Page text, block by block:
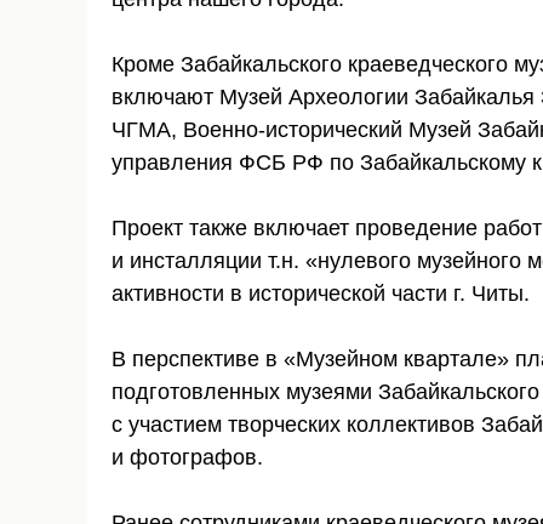
Кроме Забайкальского краеведческого
включают Музей Археологии
ЧГМА, Военно-исторический Музей
управления ФСБ РФ по Забайкальскому
Проект также включает проведение
и инсталляции т.н. «нулевого
активности в исторической части г. Читы.
В перспективе в «Музейном квартале»
подготовленных музеями
с участием творческих коллективов
и фотографов.